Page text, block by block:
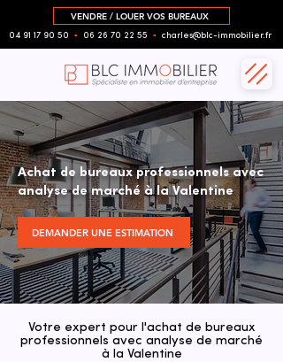
VENDRE / LOUER VOS BUREAUX
04 91 17 90 50 ▪︎ 06 26 70 22 55 ▪︎ charles@blc-immobilier.fr
Achat de bureaux professionnels avec
analyse de marché à la Valentine
DEMANDER UNE ESTIMATION
Votre expert pour l'achat de bureaux
professionnels avec analyse de marché
à la Valentine